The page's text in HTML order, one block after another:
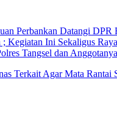
Perbankan Datangi DPR
Kegiatan Ini Sekaligus
Tangsel dan